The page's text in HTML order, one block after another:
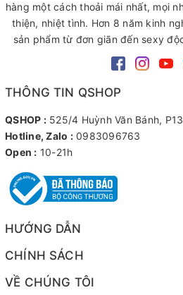
hàng một cách thoải mái nhất, mọi
thiện, nhiệt tình. Hơn 8 năm kinh
sản phẩm từ đơn giãn đến sexy
THÔNG TIN QSHOP
QSHOP : 525/4 Huỳnh Văn Bánh,
Hotline, Zalo : 0983096763
Open : 10-21h
HƯỚNG DẪN
CHÍNH SÁCH
VỀ CHÚNG TÔI